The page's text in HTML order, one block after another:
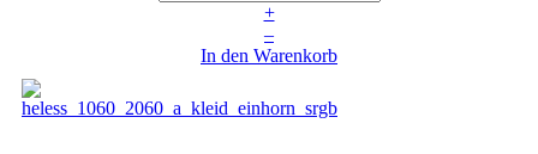
+
–
In den Warenkorb